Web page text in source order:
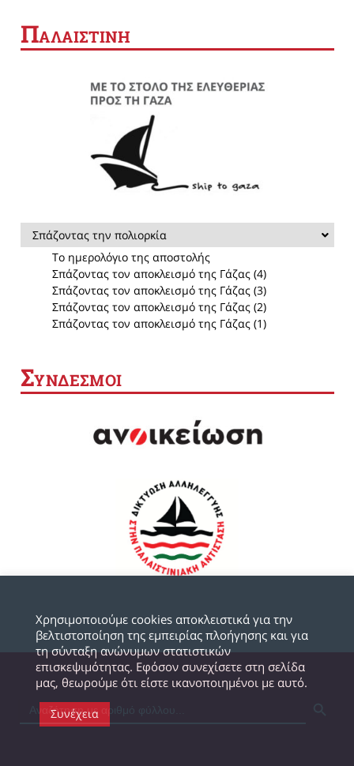
ΠΑΛΑΙΣΤΙΝΗ
Σπάζοντας την πολιορκία
Το ημερολόγιο της αποστολής
Σπάζοντας τον αποκλεισμό της Γάζας (4)
Σπάζοντας τον αποκλεισμό της Γάζας (3)
Σπάζοντας τον αποκλεισμό της Γάζας (2)
Σπάζοντας τον αποκλεισμό της Γάζας (1)
ΣΥΝΔΕΣΜΟΙ
Χρησιμοποιούμε cookies αποκλειστικά για την
βελτιστοποίηση της εμπειρίας πλοήγησης και για
τη σύνταξη ανώνυμων στατιστικών
επισκεψιμότητας. Εφόσον συνεχίσετε στη σελίδα
μας, θεωρούμε ότι είστε ικανοποιημένοι με αυτό.
Συνέχεια